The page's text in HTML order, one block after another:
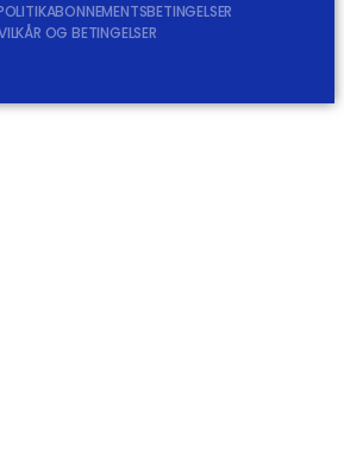
ABONNEMENTSBETINGELSER
OG BETINGELSER